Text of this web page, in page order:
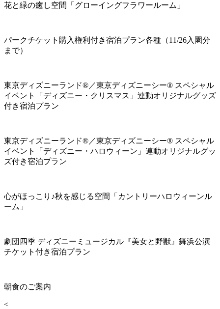
花と緑の癒し空間「グローイングフラワールーム」
パークチケット購入権利付き宿泊プラン各種（11/26入園分
まで）
東京ディズニーランド®／東京ディズニーシー® スペシャル
イベント「ディズニー・クリスマス」連動オリジナルグッズ
付き宿泊プラン
東京ディズニーランド®／東京ディズニーシー® スペシャル
イベント「ディズニー・ハロウィーン」連動オリジナルグッ
ズ付き宿泊プラン
心がほっこり♪秋を感じる空間「カントリーハロウィーンル
ーム」
劇団四季 ディズニーミュージカル『美女と野獣』舞浜公演
チケット付き宿泊プラン
朝食のご案内
<